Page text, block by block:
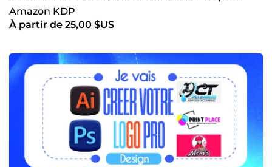
Amazon KDP
À partir de 25,00 $US